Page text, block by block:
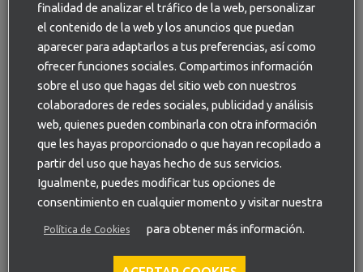
Equipo de profesionales de la
impermeabilización.
Contamos con unequipo experimentadoen las técnicas y
uso de productos impermeabilizantes. Trabajamos con
materiales de primeras marcas , específicos para estos
trabajos de impermeabilización y resistentes en el tiempo.
Realizamos labores deimpermeabilización de
casasparticulares, edificios decomunidades de
Precio impermeabilización terraza,
finalidad de analizar el tráfico de la web, personalizar
el contenido de la web y los anuncios que puedan
aparecer para adaptarlos a tus preferencias, así como
ofrecer funciones sociales. Compartimos información
sobre el uso que hagas del sitio web con nuestros
colaboradores de redes sociales, publicidad y análisis
web, quienes pueden combinarla con otra información
que les hayas proporcionado o que hayan recopilado a
partir del uso que hayas hecho de sus servicios.
Igualmente, puedes modificar tus opciones de
consentimiento en cualquier momento y visitar nuestra
Política de Cookies para obtener más información.